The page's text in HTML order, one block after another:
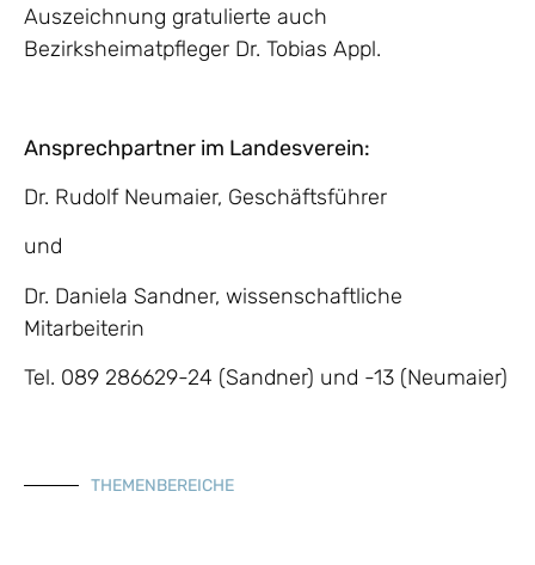
Auszeichnung gratulierte auch
Bezirksheimatpfleger Dr. Tobias Appl.
Ansprechpartner im Landesverein:
Dr. Rudolf Neumaier, Geschäftsführer
und
Dr. Daniela Sandner, wissenschaftliche
Mitarbeiterin
Tel. 089 286629-24 (Sandner) und -13 (Neumaier)
THEMENBEREICHE